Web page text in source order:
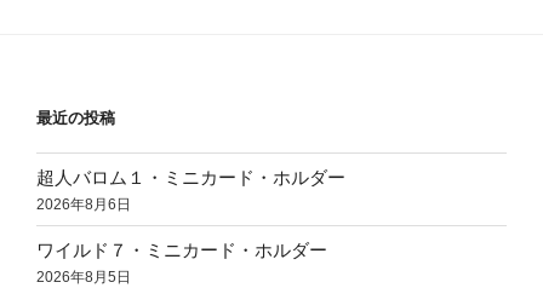
最近の投稿
超人バロム１・ミニカード・ホルダー
2026年8月6日
ワイルド７・ミニカード・ホルダー
2026年8月5日